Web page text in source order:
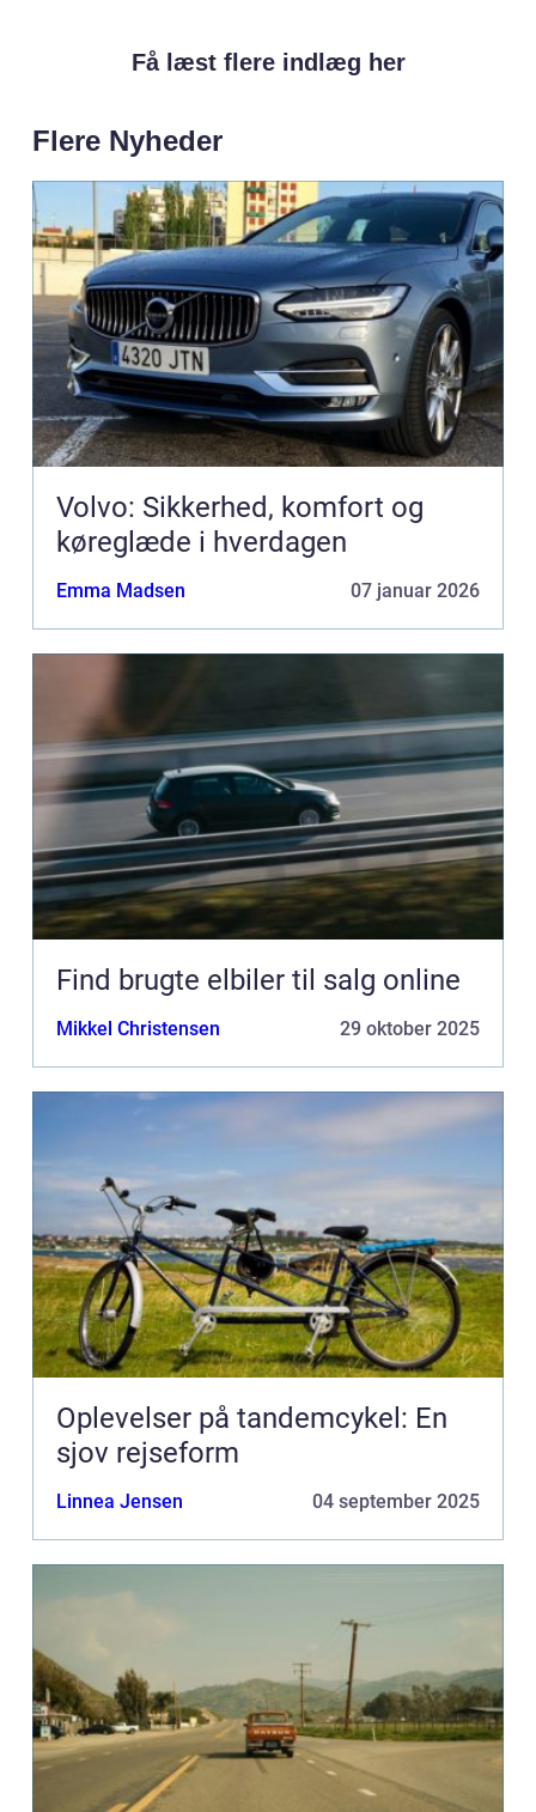
Få læst flere indlæg her
Flere Nyheder
Volvo: Sikkerhed, komfort og
køreglæde i hverdagen
Emma Madsen 07 januar 2026
Find brugte elbiler til salg online
Mikkel Christensen 29 oktober 2025
Oplevelser på tandemcykel: En
sjov rejseform
Linnea Jensen 04 september 2025